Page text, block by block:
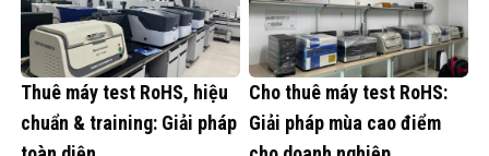
Thuê máy test RoHS, hiệu
chuẩn & training: Giải pháp
Cho thuê máy test RoHS:
Giải pháp mùa cao điểm